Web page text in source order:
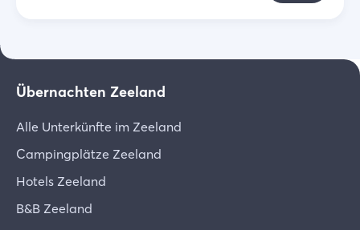
Übernachten Zeeland
Alle Unterkünfte im Zeeland
Campingplätze Zeeland
Hotels Zeeland
B&B Zeeland